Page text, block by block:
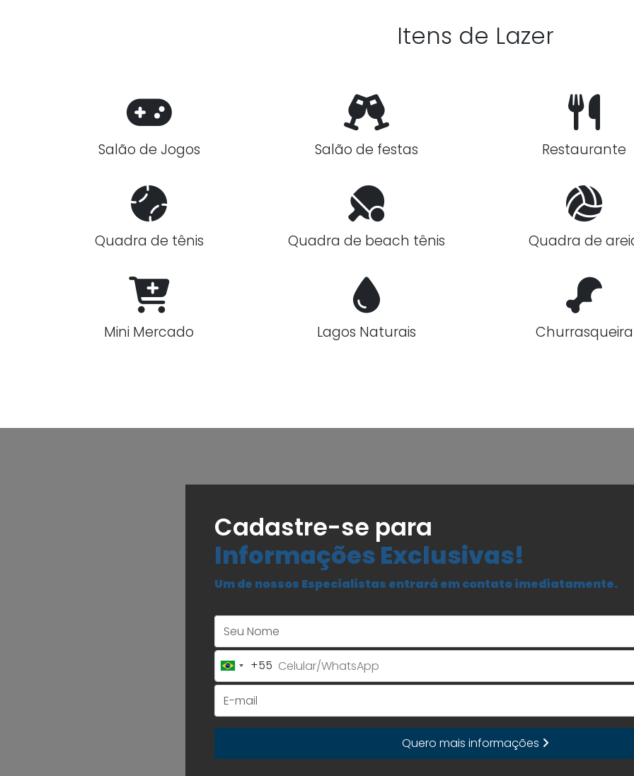
Itens de Lazer
Salão de Jogos Salão de festas Restaurante
Quadra de tênis Quadra de beach tênis Quadra de
Mini Mercado Lagos Naturais Churrasqueira
Cadastre-se para
Informações Exclusivas!
Um de nossos Especialistas entrará em contato imediatamente.
Brazil
+55
+55
Quero mais informações